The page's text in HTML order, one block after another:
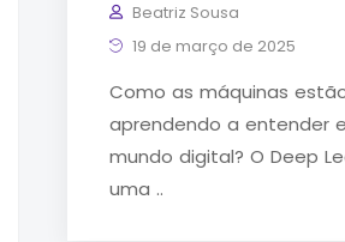
Beatriz Sousa
19 de março de 2025
Como as máquinas
aprendendo a entender
mundo digital? O Deep
uma ..